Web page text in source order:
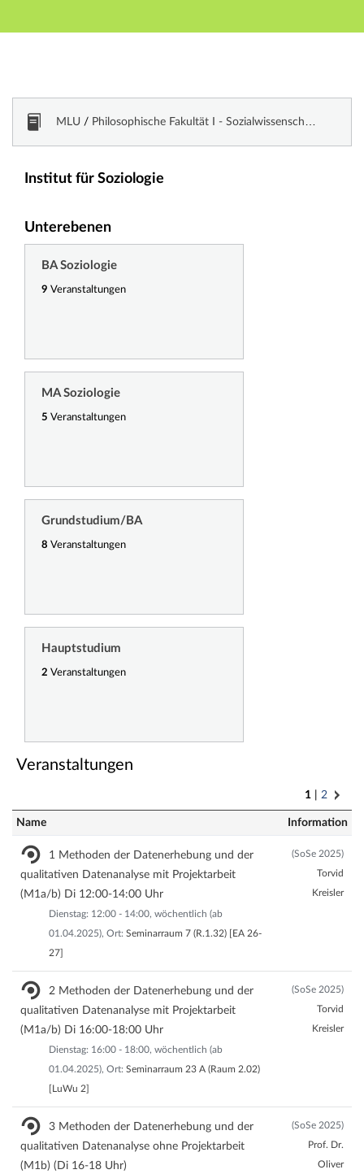
Hauptnavigation
Fußzeile
MLU / Philosophische Fakultät I - Sozialwissenschaften und historische Kulturwissenschaften
Institut für Soziologie
Unterebenen
BA Soziologie
9 Veranstaltungen
MA Soziologie
5 Veranstaltungen
Grundstudium/BA
8 Veranstaltungen
Hauptstudium
2 Veranstaltungen
Veranstaltungen
1 2
Name Information
1 Methoden der Datenerhebung und der
qualitativen Datenanalyse mit Projektarbeit
(M1a/b) Di 12:00-14:00 Uhr
Dienstag: 12:00 - 14:00, wöchentlich (ab
01.04.2025), Ort: Seminarraum 7 (R.1.32) [EA 26-
27]
(SoSe 2025)
Torvid
Kreisler
2 Methoden der Datenerhebung und der
qualitativen Datenanalyse mit Projektarbeit
(M1a/b) Di 16:00-18:00 Uhr
Dienstag: 16:00 - 18:00, wöchentlich (ab
01.04.2025), Ort: Seminarraum 23 A (Raum 2.02)
[LuWu 2]
(SoSe 2025)
Torvid
Kreisler
3 Methoden der Datenerhebung und der
qualitativen Datenanalyse ohne Projektarbeit
(M1b) (Di 16-18 Uhr)
(SoSe 2025)
Prof. Dr.
Oliver